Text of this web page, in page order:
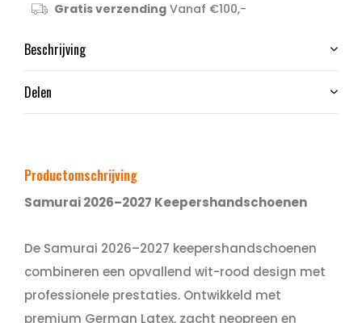
Gratis verzendingVanaf €100,-
Beschrijving
Delen
Productomschrijving
Samurai 2026–2027 Keepershandschoenen
De Samurai 2026–2027 keepershandschoenen
combineren een opvallend wit-rood design met
professionele prestaties. Ontwikkeld met
premium German Latex, zacht neopreen en